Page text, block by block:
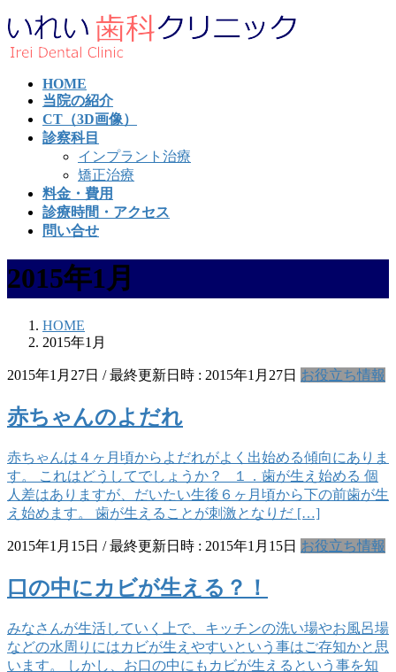
コ
ン
テ
ナ
ビ
ゲ
HOME
当院の紹介
CT（3D画像）
診察科目
インプラント治療
矯正治療
料金・費用
診療時間・アクセス
問い合せ
2015年1月
HOME
2015年1月
2015年1月27日 / 最終更新日時 : 2015年1月27日 お役立ち情報
赤ちゃんのよだれ
赤ちゃんは４ヶ月頃からよだれがよく出始める傾向にありま
す。 これはどうしてでしょうか？ １．歯が生え始める 個
人差はありますが、だいたい生後６ヶ月頃から下の前歯が生
え始めます。 歯が生えることが刺激となりだ […]
2015年1月15日 / 最終更新日時 : 2015年1月15日 お役立ち情報
口の中にカビが生える？！
みなさんが生活していく上で、キッチンの洗い場やお風呂場
などの水周りにはカビが生えやすいという事はご存知かと思
います。 しかし、お口の中にもカビが生えるという事を知